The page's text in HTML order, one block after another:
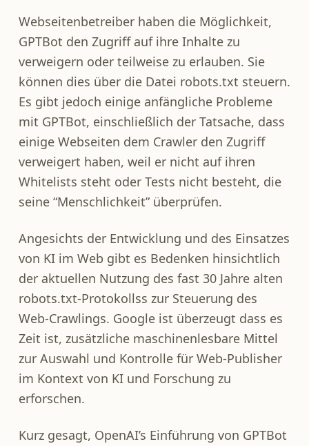
Webseitenbetreiber haben die Möglichkeit,
GPTBot den Zugriff auf ihre Inhalte zu
verweigern oder teilweise zu erlauben. Sie
können dies über die Datei robots.txt steuern.
Es gibt jedoch einige anfängliche Probleme
mit GPTBot, einschließlich der Tatsache, dass
einige Webseiten dem Crawler den Zugriff
verweigert haben, weil er nicht auf ihren
Whitelists steht oder Tests nicht besteht, die
seine “Menschlichkeit” überprüfen.
Angesichts der Entwicklung und des Einsatzes
von KI im Web gibt es Bedenken hinsichtlich
der aktuellen Nutzung des fast 30 Jahre alten
robots.txt-Protokollss zur Steuerung des
Web-Crawlings. Google ist überzeugt dass es
Zeit ist, zusätzliche maschinenlesbare Mittel
zur Auswahl und Kontrolle für Web-Publisher
im Kontext von KI und Forschung zu
erforschen.
Kurz gesagt, OpenAI’s Einführung von GPTBot